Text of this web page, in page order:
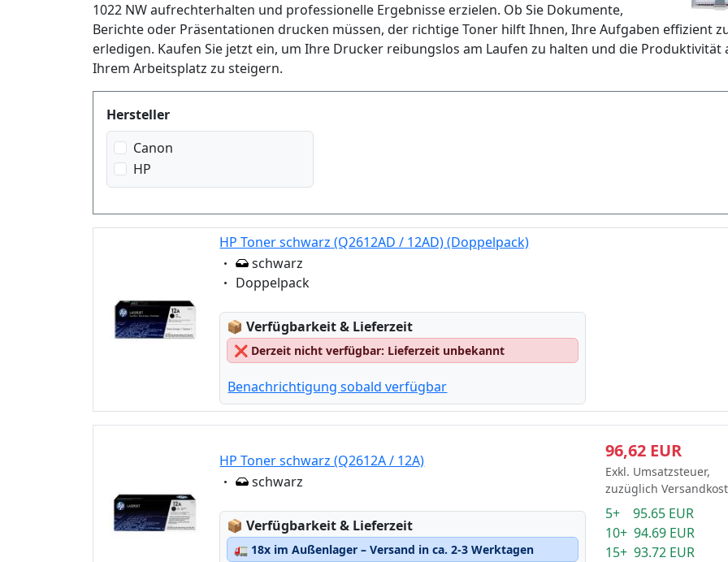
1022 NW aufrechterhalten und professionelle Ergebnisse erzielen. Ob Sie Dokumente,
Berichte oder Präsentationen drucken müssen, der richtige Toner hilft Ihnen, Ihre Aufgaben effizient
erledigen. Kaufen Sie jetzt ein, um Ihre Drucker reibungslos am Laufen zu halten und die Produktivität
Ihrem Arbeitsplatz zu steigern.
Produktfilter
Hersteller
Canon
HP
HP Toner schwarz (Q2612AD / 12AD) (Doppelpack)
Eigenschaft:
schwarz
Eigenschaft:
Doppelpack
📦Lagerstatus:
Verfügbarkeit & Lieferzeit
❌ Derzeit nicht verfügbar: Lieferzeit unbekannt
Benachrichtigung sobald verfügbar
HP Toner schwarz (Q2612A / 12A)
Eigenschaft:
schwarz
📦Lagerstatus:
Verfügbarkeit & Lieferzeit
🚛 18x im Außenlager – Versand in ca. 2-3 Werktagen
96,62 EUR
Exkl. Umsatzsteuer,
zuzüglich
5+ 95.65 EUR
10+ 94.69 EUR
15+ 93.72 EUR